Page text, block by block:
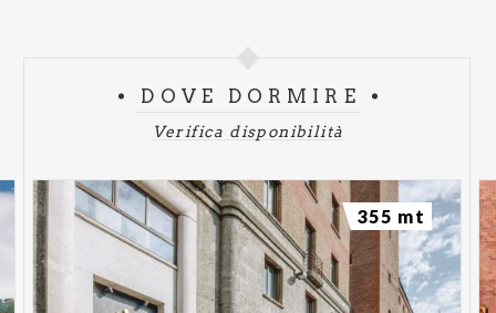
DOVE DORMIRE
Verifica disponibilità
355 mt